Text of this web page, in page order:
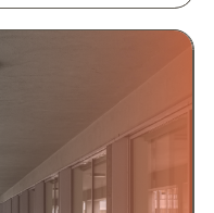
de gestão
as normas
anticorrupção